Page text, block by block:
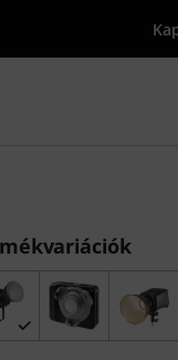
{searchTerm}